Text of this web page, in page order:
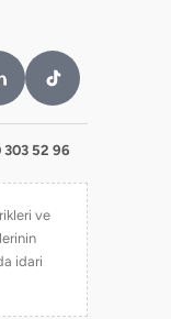
303 52 96
ve
idari